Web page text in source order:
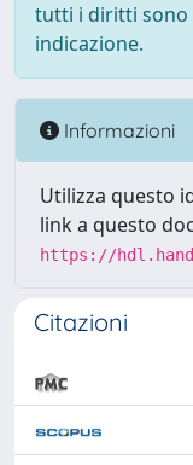
tutti i diritti sono
indicazione.
Informazioni
Utilizza questo
link a questo
https://
Citazioni